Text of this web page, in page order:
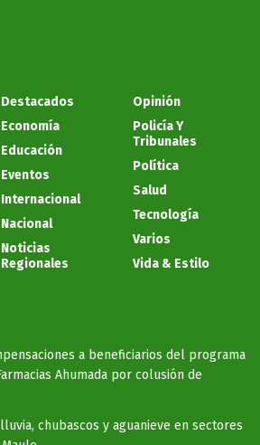
Destacados
Economía
Educación
Eventos
Internacional
Nacional
Noticias
Regionales
Opinión
Policía Y
Tribunales
Política
Salud
Tecnología
Varios
Vida & Estilo
a beneficiarios del programa
Ahumada por colusión de
chubascos y aguanieve en sectores